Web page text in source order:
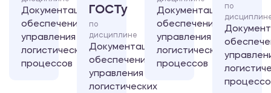
Документационное
обеспечение
управления
логистических
процессов
ГОСТу
по
дисциплине
Документационное
обеспечение
управления
логистических
Документационное
обеспечение
управления
логистических
процессов
по